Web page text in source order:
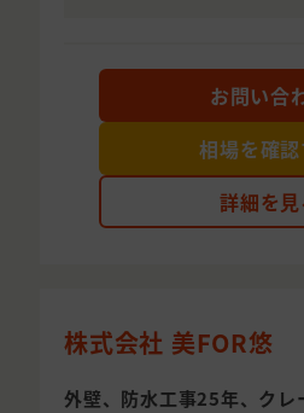
詳細を見
お問い合
相場を確認
株式会社 美FOR悠
外壁、防水工事25年、クレ